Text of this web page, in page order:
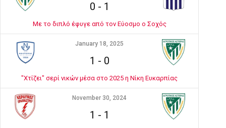
0 - 1
Με το διπλό έφυγε από τον Εύοσμο ο Σοχός
January 18, 2025
1 - 0
"Χτίζει" σερί νικών μέσα στο 2025 η Νίκη Ευκαρπίας
November 30, 2024
1 - 1